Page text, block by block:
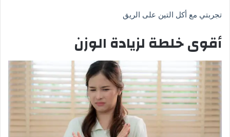
تجربتي مع أكل التين على الريق
أقوى خلطة لزيادة الوزن